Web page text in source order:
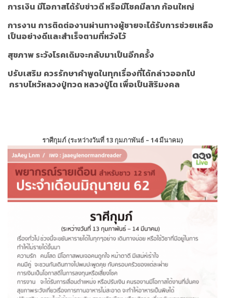
การเงิน มีโอกาสได้รับข่าวดี หรือมีโชคมีลาภ ก้อนใหญ่
การงาน การติดต่องานผ่านทางผู้ชายจะได้รับการช่วยเหลือ
เป็นอย่างดีและสำเร็จตามที่หวังไว้
สุขภาพ ระวังโรคเดิมจะกลับมาเป็นอีกครั้ง
ปรับเสริม ควรรักษาคำพูดในทุกเรื่องที่ได้กล่าวออกไป
กราบไหว้หลวงปู่ทวด หลวงปู่โต เพื่อเป็นสิริมงคล
ราศีกุมภ์ (ระหว่างวันที่ 13 กุมภาพันธ์ – 14 มีนาคม)